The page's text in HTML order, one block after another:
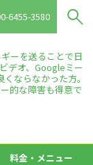
6455-3580
ーを送ることで日
デオ、Googleミー
ならなかった方。
的な障害も得意で
料金・メニュー